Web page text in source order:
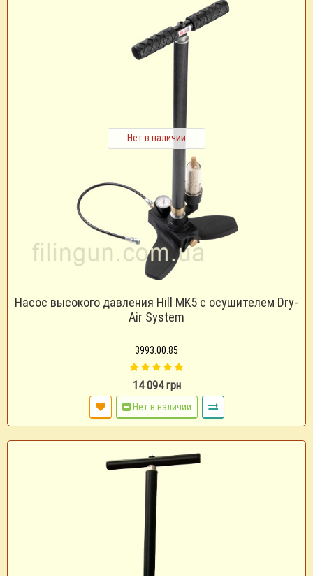
Нет в наличии
Насос высокого давления Hill MK5 с осушителем Dry-
Air System
3993.00.85
14 094 грн
Нет в наличии